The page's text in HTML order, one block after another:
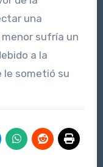
una
sufría un
a la
le sometió su